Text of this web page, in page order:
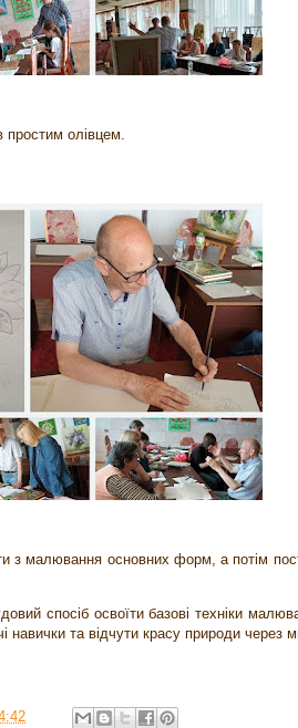
простим олівцем.
з малювання основних форм, а потім
спосіб освоїти базові техніки
навички та відчути красу природи через